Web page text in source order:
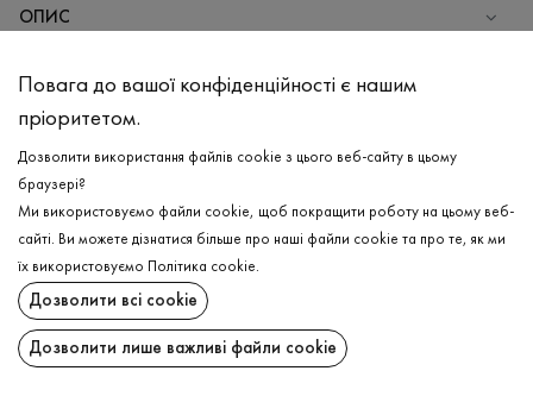
ОПИС
привабливий вигляд, тому і створили саме такий варіант
надзвичайно приємного та комфортного до тіла виробу.
Приталена асиметрична майка з тонкою бретелькою, яка так
лаконічно підкреслює тонкість вашої талії та тендітність ваших
рис. Створюйте свій аутфіт разом з високоякісною базою!
Бавовна - 95%, Еластан - 5%
ДОГЛЯД
Прання в холодній воді (до 30 ° C)
ДОСТАВКА
ПОВЕРНЕННЯ
Повага до вашої конфіденційності є нашим
пріоритетом.
Дозволити використання файлів cookie з цього веб-сайту в цьому
браузері?
Ми використовуємо файли cookie, щоб покращити роботу на цьому веб-
сайті. Ви можете дізнатися більше про наші файли cookie та про те, як ми
їх використовуємо
Політика cookie.
Дозволити всі cookie
Дозволити лише важливі файли cookie